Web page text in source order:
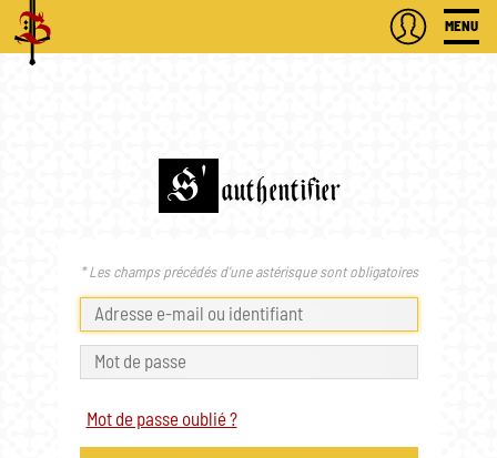
MENU
S' authentifier
* Les champs précédés d'une astérisque sont obligatoires
Mot de passe oublié ?